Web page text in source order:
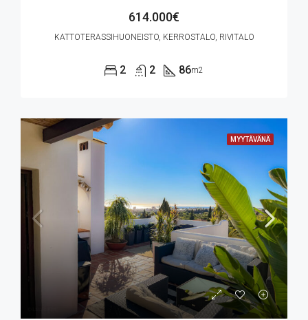
614.000€
KATTOTERASSIHUONEISTO, KERROSTALO, RIVITALO
2 2 86m2
MYYTÄVÄNÄ